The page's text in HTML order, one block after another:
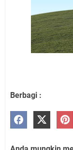
Berbagi :